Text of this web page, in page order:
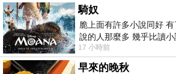
騎奴
脆上面有許多小說同好
說的人那麼多 幾乎比讀
了一個問題 她說為什麼高
17 小時前
早來的晚秋